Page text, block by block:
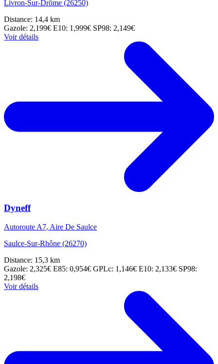
Livron-Sur-Drôme (26250)
Distance: 14,4 km
Gazole: 2,199€ E10: 1,999€ SP98: 2,149€
Voir détails
Dyneff
Autoroute A7, Aire De Saulce
Saulce-Sur-Rhône (26270)
Distance: 15,3 km
Gazole: 2,325€ E85: 0,954€ GPLc: 1,146€ E10: 2,133€ SP98:
2,198€
Voir détails